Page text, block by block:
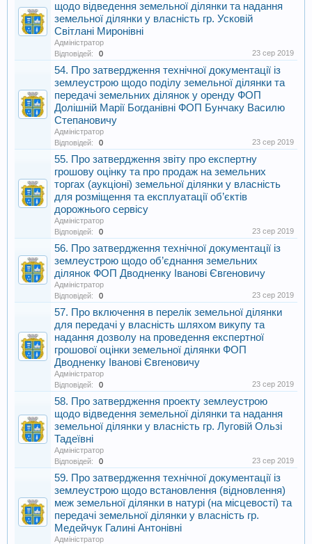
щодо відведення земельної ділянки та надання
земельної ділянки у власність гр. Усковій
Світлані Миронівні
Адміністратор
Відповідей:
0 23 сер 2019
54. Про затвердження технічної документації із
землеустрою щодо поділу земельної ділянки та
передачі земельних ділянок у оренду ФОП
Долішній Марії Богданівні ФОП Бунчаку Василю
Степановичу
Адміністратор
Відповідей:
0 23 сер 2019
55. Про затвердження звіту про експертну
грошову оцінку та про продаж на земельних
торгах (аукціоні) земельної ділянки у власність
для розміщення та експлуатації об’єктів
дорожнього сервісу
Адміністратор
Відповідей:
0 23 сер 2019
56. Про затвердження технічної документації із
землеустрою щодо об’єднання земельних
ділянок ФОП Дводненку Іванові Євгеновичу
Адміністратор
Відповідей:
0 23 сер 2019
57. Про включення в перелік земельної ділянки
для передачі у власність шляхом викупу та
надання дозволу на проведення експертної
грошової оцінки земельної ділянки ФОП
Дводненку Іванові Євгеновичу
Адміністратор
Відповідей:
0 23 сер 2019
58. Про затвердження проекту землеустрою
щодо відведення земельної ділянки та надання
земельної ділянки у власність гр. Луговій Ользі
Тадеївні
Адміністратор
Відповідей:
0 23 сер 2019
59. Про затвердження технічної документації із
землеустрою щодо встановлення (відновлення)
меж земельної ділянки в натурі (на місцевості) та
передачі земельної ділянки у власність гр.
Медейчук Галині Антонівні
Адміністратор